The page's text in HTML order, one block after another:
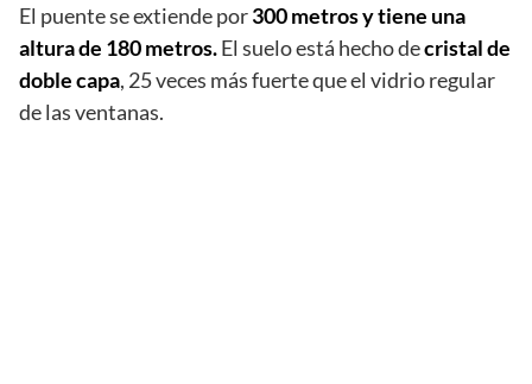
El puente se extiende por300 metros y tiene una
altura de 180 metros.El suelo está hecho decristal de
doble capa, 25 veces más fuerte que el vidrio regular
de las ventanas.